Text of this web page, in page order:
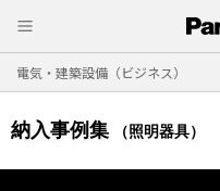
電気・建築設備（ビジネス）
納入事例集 （照明器具）